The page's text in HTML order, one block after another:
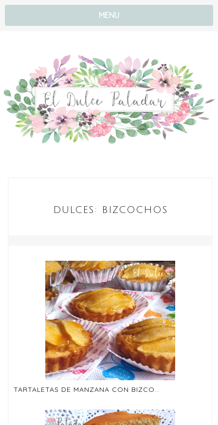
MENU
DULCES: BIZCOCHOS
TARTALETAS DE MANZANA CON BIZCOCHO